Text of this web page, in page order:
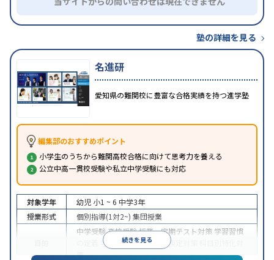
塾の詳細を見る
名進研
愛知県の難関校に豊富な合格実績を持つ進学塾
編集部のおすすめポイント
小学生のうちから難関高校合格に向けて思考力を養える
公立中高一貫校受験や私立中学受験にも対応
続きを見る
対象学年 幼児 小1 ~ 6 中学3年
授業形式
個別指導(1対2~) 集団授業
中学受験高校受験授業・定期テスト対策 学習習慣
学校別特化対策 各種検定対策
策